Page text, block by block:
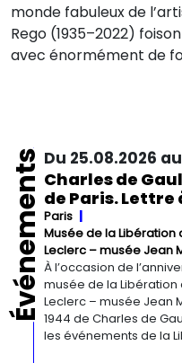
monde fabuleux de
Rego (1935–2022)
avec énormément de
ÉvénementsDu 25.08.2026
Charles de
de Paris. Lettre
Paris
Musée de la
Leclerc – musée Jean
À l’occasion de
musée de la
Leclerc – musée Jean
1944 de Charles de
les événements de la